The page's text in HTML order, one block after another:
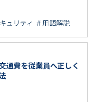
ュリティ ＃用語解説
通費を従業員へ正しく